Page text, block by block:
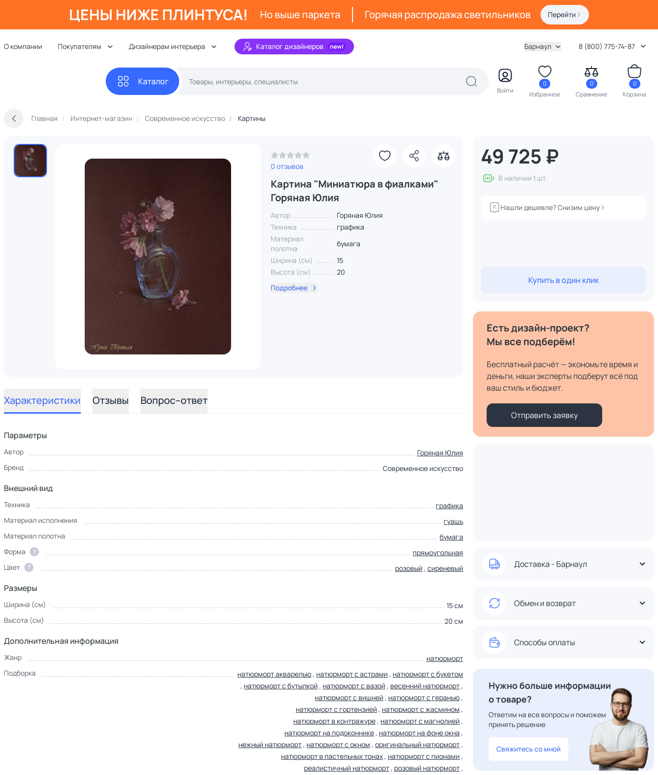
ЦЕНЫ НИЖЕ ПЛИНТУСА! Но выше паркета Горячая распродажа светильников Перейти
О компании Покупателям Дизайнерам интерьера Каталог дизайнеров Барнаул 8 (800) 775-74-87
Каталог
Войти
0
Избранное
0
Сравнение
0
Корзина
Главная Интернет-магазин Современное искусство Картины
0 отзывов
Картина "Миниатюра в фиалками"
Горяная Юлия
Автор
Горяная Юлия
Техника
графика
Материал
полотна
бумага
Ширина (см)
15
Высота (см)
20
Подробнее
Характеристики Отзывы Вопрос–ответ
Параметры
Автор
Горяная Юлия
Бренд
Современное искусство
Внешний вид
Техника
графика
Материал исполнения
гуашь
Материал полотна
бумага
Форма
?
прямоугольная
Цвет
? розовый , сиреневый
Размеры
Ширина (см)
15 см
Высота (см)
20 см
Дополнительная информация
Жанр
натюрморт
Подборка
натюрморт акварелью, натюрморт с астрами , натюрморт с букетом
, натюрморт с бутылкой , натюрморт с вазой , весенний натюрморт,
натюрморт с вишней , натюрморт с геранью,
натюрморт с гортензией , натюрморт с жасмином ,
натюрморт в контражуре, натюрморт с магнолией ,
натюрморт на подоконнике, натюрморт на фоне окна ,
нежный натюрморт, натюрморт с окном , оригинальный натюрморт,
натюрморт в пастельных тонах, натюрморт с пионами ,
реалистичный натюрморт, розовый натюрморт,
49 725 ₽
В наличии 1 шт.
Нашли дешевле? Снизим цену
Купить в один клик
Есть дизайн-проект?
Мы все подберём!
Бесплатный расчёт — экономьте время и
деньги, наши эксперты подберут всё под
ваш стиль и бюджет.
Отправить заявку
Доставка - Барнаул
Обмен и возврат
Способы оплаты
Нужно больше информации
о товаре?
Ответим на все вопросы и поможем
принять решение
Свяжитесь со мной